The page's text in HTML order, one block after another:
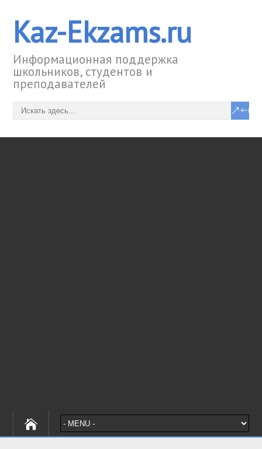
Kaz-Ekzams.ru
Информационная поддержка
школьников, студентов и
преподавателей